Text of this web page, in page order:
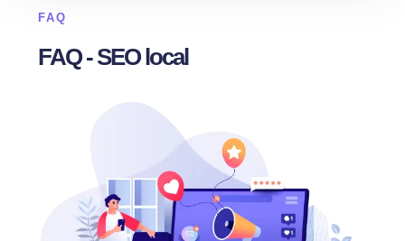
FAQ
FAQ - SEO local